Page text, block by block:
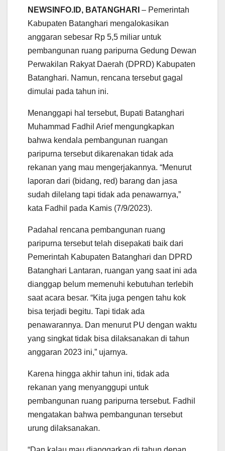
a
A
p
p
c
e
o
o
k
i
t
e
r
a
l
r
a
m
a
NEWSINFO.ID, BATANGHARI – Pemerintah
Kabupaten Batanghari mengalokasikan
anggaran sebesar Rp 5,5 miliar untuk
pembangunan ruang paripurna Gedung Dewan
Perwakilan Rakyat Daerah (DPRD) Kabupaten
Batanghari. Namun, rencana tersebut gagal
dimulai pada tahun ini.
Menanggapi hal tersebut, Bupati Batanghari
Muhammad Fadhil Arief mengungkapkan
bahwa kendala pembangunan ruangan
paripurna tersebut dikarenakan tidak ada
rekanan yang mau mengerjakannya. “Menurut
laporan dari (bidang, red) barang dan jasa
sudah dilelang tapi tidak ada penawarnya,”
kata Fadhil pada Kamis (7/9/2023).
Padahal rencana pembangunan ruang
paripurna tersebut telah disepakati baik dari
Pemerintah Kabupaten Batanghari dan DPRD
Batanghari Lantaran, ruangan yang saat ini ada
dianggap belum memenuhi kebutuhan terlebih
saat acara besar. “Kita juga pengen tahu kok
bisa terjadi begitu. Tapi tidak ada
penawarannya. Dan menurut PU dengan waktu
yang singkat tidak bisa dilaksanakan di tahun
anggaran 2023 ini,” ujarnya.
Karena hingga akhir tahun ini, tidak ada
rekanan yang menyanggupi untuk
pembangunan ruang paripurna tersebut. Fadhil
mengatakan bahwa pembangunan tersebut
urung dilaksanakan.